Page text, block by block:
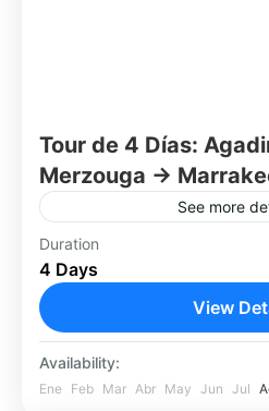
Tour de 4 Días:
Merzouga →
See more
Disfrutá una experiencia
en solo 4 días,
desérticos, palmerales,
Desde...
Agadir
Fácil
1 Person
Duration
4 Days
View
Availability:
Ene Feb Mar Abr May Jun Jul